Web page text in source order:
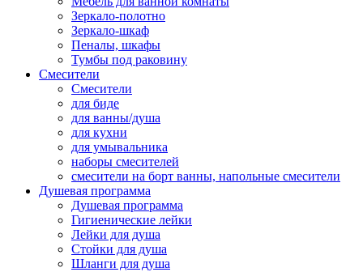
Зеркало-полотно
Зеркало-шкаф
Пеналы, шкафы
Тумбы под раковину
Смесители
Смесители
для биде
для ванны/душа
для кухни
для умывальника
наборы смесителей
смесители на борт ванны, напольные смесители
Душевая программа
Душевая программа
Гигиенические лейки
Лейки для душа
Стойки для душа
Шланги для душа